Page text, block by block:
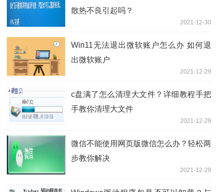
散热不良引起吗？
2021-12-30
Win11无法退出微软账户怎么办 如何退
出微软账户
2021-12-29
c盘满了怎么清理大文件？详细教程手把
手教你清理大文件
2021-12-29
微信不能使用网页版微信怎么办？轻松两
步教你解决
2021-12-29